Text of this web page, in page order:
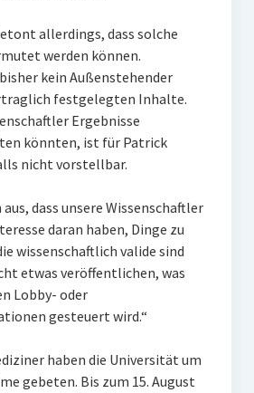
allerdings, dass solche
werden können.
kein Außenstehender
festgelegten Inhalte.
Ergebnisse
könnten, ist für Patrick
nicht vorstellbar.
aus, dass unsere Wissenschaftler
daran haben, Dinge zu
wissenschaftlich valide sind
etwas veröffentlichen, was
Lobby- oder
gesteuert wird.“
haben die Universität um
gebeten. Bis zum 15. August